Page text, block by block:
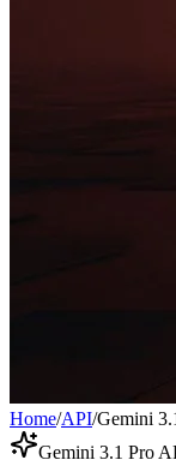
Home/API/Gemini
Gemini 3.1 Pro